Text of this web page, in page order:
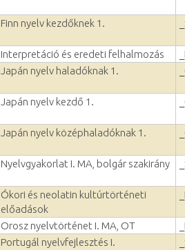
Finn nyelv kezdőknek 1.
Interpretáció és eredeti felhalmozás
Japán nyelv haladóknak 1.
Japán nyelv kezdő 1.
Japán nyelv középhaladóknak 1.
Nyelvgyakorlat I. MA, bolgár szakirány
Ókori és neolatin kultúrtörténeti
előadások
Orosz nyelvtörténet I. MA, OT
Portugál nyelvfejlesztés I.